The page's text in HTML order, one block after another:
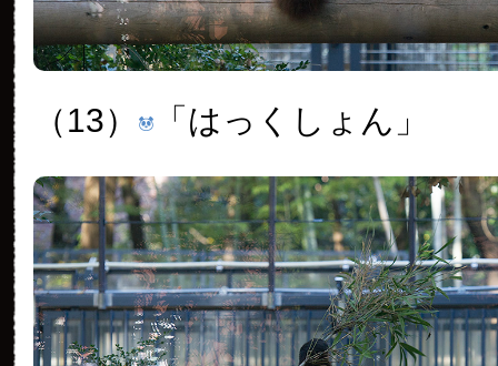
（13） 「はっくしょん」